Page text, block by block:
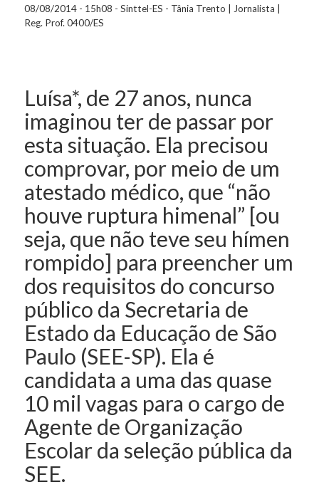
08/08/2014 - 15h08 - Sinttel-ES - Tânia Trento | Jornalista |
Reg. Prof. 0400/ES
Luísa*, de 27 anos, nunca
imaginou ter de passar por
esta situação. Ela precisou
comprovar, por meio de um
atestado médico, que “não
houve ruptura himenal” [ou
seja, que não teve seu hímen
rompido] para preencher um
dos requisitos do concurso
público da Secretaria de
Estado da Educação de São
Paulo (SEE-SP). Ela é
candidata a uma das quase
10 mil vagas para o cargo de
Agente de Organização
Escolar da seleção pública da
SEE.